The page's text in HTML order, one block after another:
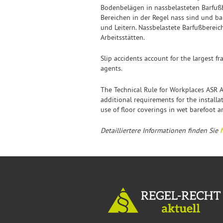
Bodenbelägen in nassbelasteten
Bereichen in der Regel nass sind und
und Leitern. Nassbelastete
Arbeitsstätten.
Slip accidents account for the largest
agents.
The Technical Rule for Workplaces
additional requirements for the
use of floor coverings in wet barefoot
Detailliertere Informationen finden Sie